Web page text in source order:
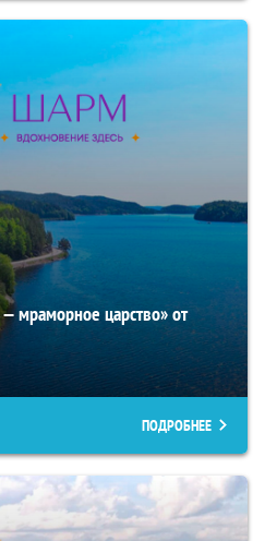
мраморное царство» от
ПОДРОБНЕЕ